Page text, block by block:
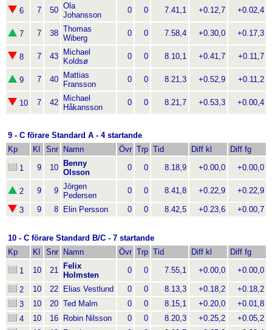
6 7 50 Ola
Johansson
0 0 7.41,1 +0.12,7 +0.02,4
7 7 38 Thomas
Wiberg
0 0 7.58,4 +0.30,0 +0.17,3
8 7 43
Michael
Koldsø
0 0 8.10,1 +0.41,7 +0.11,7
9 7 40
Mattias
Fransson
0 0 8.21,3 +0.52,9 +0.11,2
10 7 42
Michael
Håkansson
0 0 8.21,7 +0.53,3 +0.00,4
9 - C förare Standard A - 4 startande
Kp
Kl Snr Namn Övr Trp Tid Diff kl Diff fg
1 9 10
Benny
Olsson
0 0 8.18,9 +0.00,0 +0.00,0
2 9 9 Jörgen
Pedersen
0 0 8.41,8 +0.22,9 +0.22,9
3 9 8 Elin Persson 0 0 8.42,5 +0.23,6 +0.00,7
10 - C förare Standard B/C - 7 startande
Kp
Kl Snr Namn Övr Trp Tid Diff kl Diff fg
1 10 21
Felix
Holmsten
0 0 7.55,1 +0.00,0 +0.00,0
2 10 22 Elias Vestlund 0 0 8.13,3 +0.18,2
+0.18,2
3
10 20 Ted Malm 0 0 8.15,1 +0.20,0
+0.01,8
4
10 16 Robin Nilsson 0 0 8.20,3 +0.25,2
+0.05,2